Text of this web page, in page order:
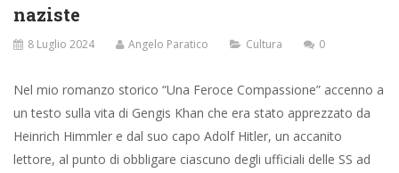
naziste
8 Luglio 2024 Angelo Paratico Cultura 0
Nel mio romanzo storico “Una Feroce Compassione” accenno a
un testo sulla vita di Gengis Khan che era stato apprezzato da
Heinrich Himmler e dal suo capo Adolf Hitler, un accanito
lettore, al punto di obbligare ciascuno degli ufficiali delle SS ad